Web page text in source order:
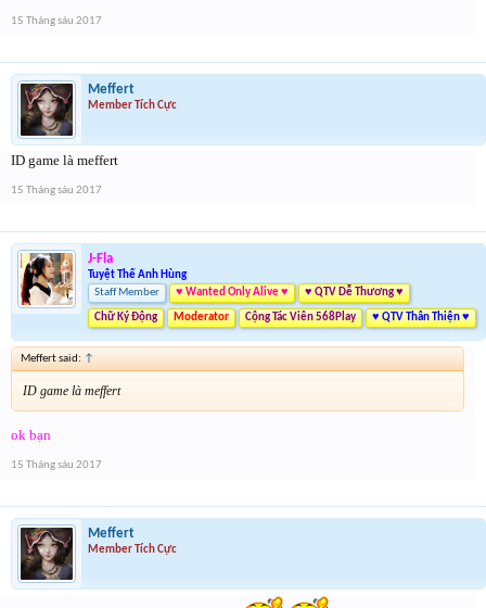
15 Tháng sáu 2017
Meffert
Member Tích Cực
ID game là meffert
15 Tháng sáu 2017
J-Fla
Tuyệt Thế Anh Hùng
Staff Member
♥ Wanted Only Alive ♥ ♥ QTV Dễ Thương ♥
Chữ Ký Động Moderator Cộng Tác Viên 568Play ♥ QTV Thân Thiện ♥
Meffert said: ↑
ID game là meffert
ok bạn
15 Tháng sáu 2017
Meffert
Member Tích Cực